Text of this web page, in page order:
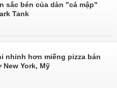
sắc bén của dàn "cá mập"
Tank
nhỉnh hơn miếng pizza bán
York, Mỹ